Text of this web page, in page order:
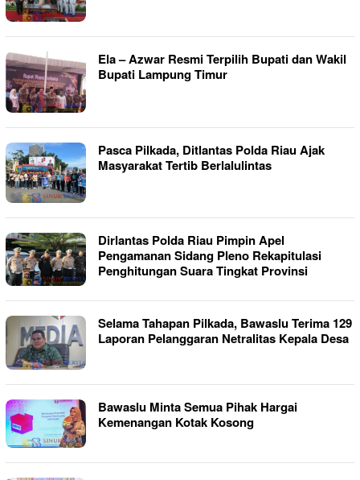
Ela – Azwar Resmi Terpilih Bupati dan Wakil
Bupati Lampung Timur
Pasca Pilkada, Ditlantas Polda Riau Ajak
Masyarakat Tertib Berlalulintas
Dirlantas Polda Riau Pimpin Apel
Pengamanan Sidang Pleno Rekapitulasi
Penghitungan Suara Tingkat Provinsi
Selama Tahapan Pilkada, Bawaslu Terima 129
Laporan Pelanggaran Netralitas Kepala Desa
Bawaslu Minta Semua Pihak Hargai
Kemenangan Kotak Kosong